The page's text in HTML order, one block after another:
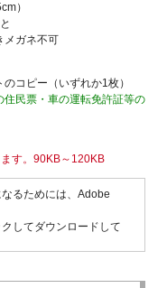
）
メガネ不可
コピー（いずれか1枚）
民票・車の運転免許証等の
す。90KB～120KB
るためには、Adobe
してダウンロードして